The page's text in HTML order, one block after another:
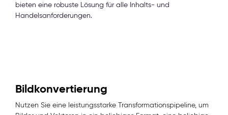
bieten eine robuste Lösung für alle Inhalts- und
Handelsanforderungen.
Bildkonvertierung
Nutzen Sie eine leistungsstarke Transformationspipeline, um